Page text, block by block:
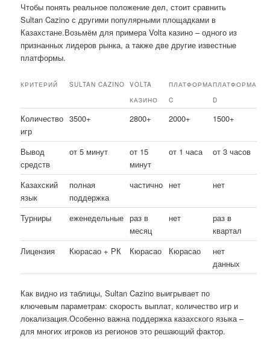
Чтобы понять реальное положение дел, стоит сравнить
Sultan Cazino с другими популярными площадками в
Казахстане.Возьмём для примера Volta казино – одного из
признанных лидеров рынка, а также две другие известные
платформы.
КРИТЕРИЙ SULTAN CAZINO
VOLTA
КАЗИНО
ПЛАТФОРМА
C
ПЛАТФОРМА
D
Количество
игр
3500+ 2800+ 2000+ 1500+
Вывод
средств
от 5 минут
от 15
минут
от 1 часа от 3 часов
Казахский
язык
полная
поддержка
частично нет нет
Турниры еженедельные раз в
месяц
нет
раз в
квартал
Лицензия
Кюрасао + РК Кюрасао Кюрасао
нет
данных
Как видно из таблицы, Sultan Cazino выигрывает по
ключевым параметрам: скорость выплат, количество игр и
локализация.Особенно важна поддержка казахского языка –
для многих игроков из регионов это решающий фактор.